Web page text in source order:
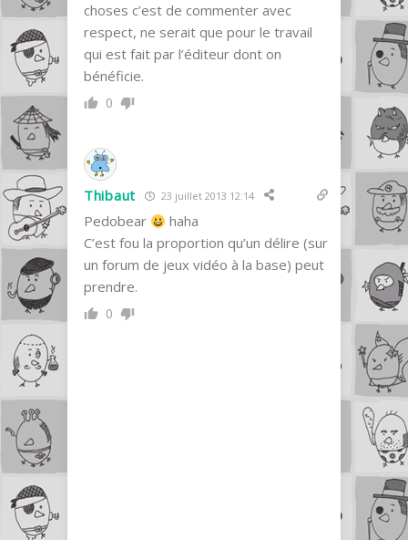
choses c’est de commenter avec
respect, ne serait que pour le travail
qui est fait par l’éditeur dont on
bénéficie.
0
Thibaut 23 juillet 2013 12:14
Pedobear
haha
C’est fou la proportion qu’un délire (sur
un forum de jeux vidéo à la base) peut
prendre.
0